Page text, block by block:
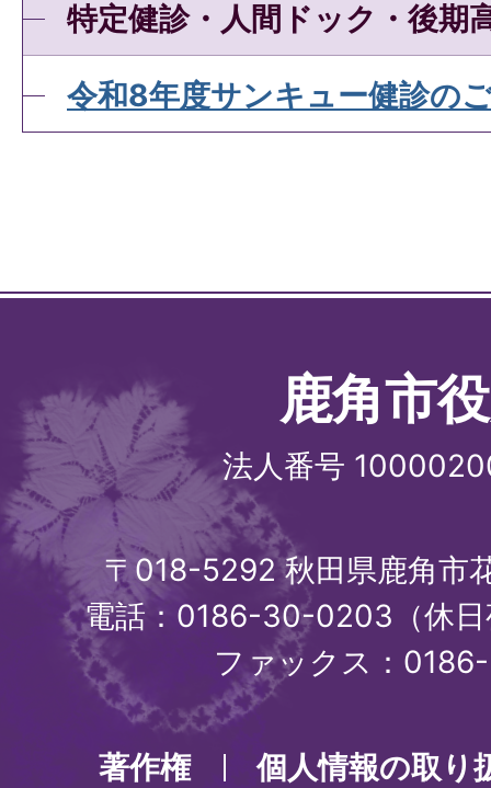
特定健診・人間ドック・後期
令和8年度サンキュー健診の
鹿角市
法人番号
〒018-5292 秋田県鹿角市
電話：0186-30-0203（休
ファックス：
著作権
個人情報の取り